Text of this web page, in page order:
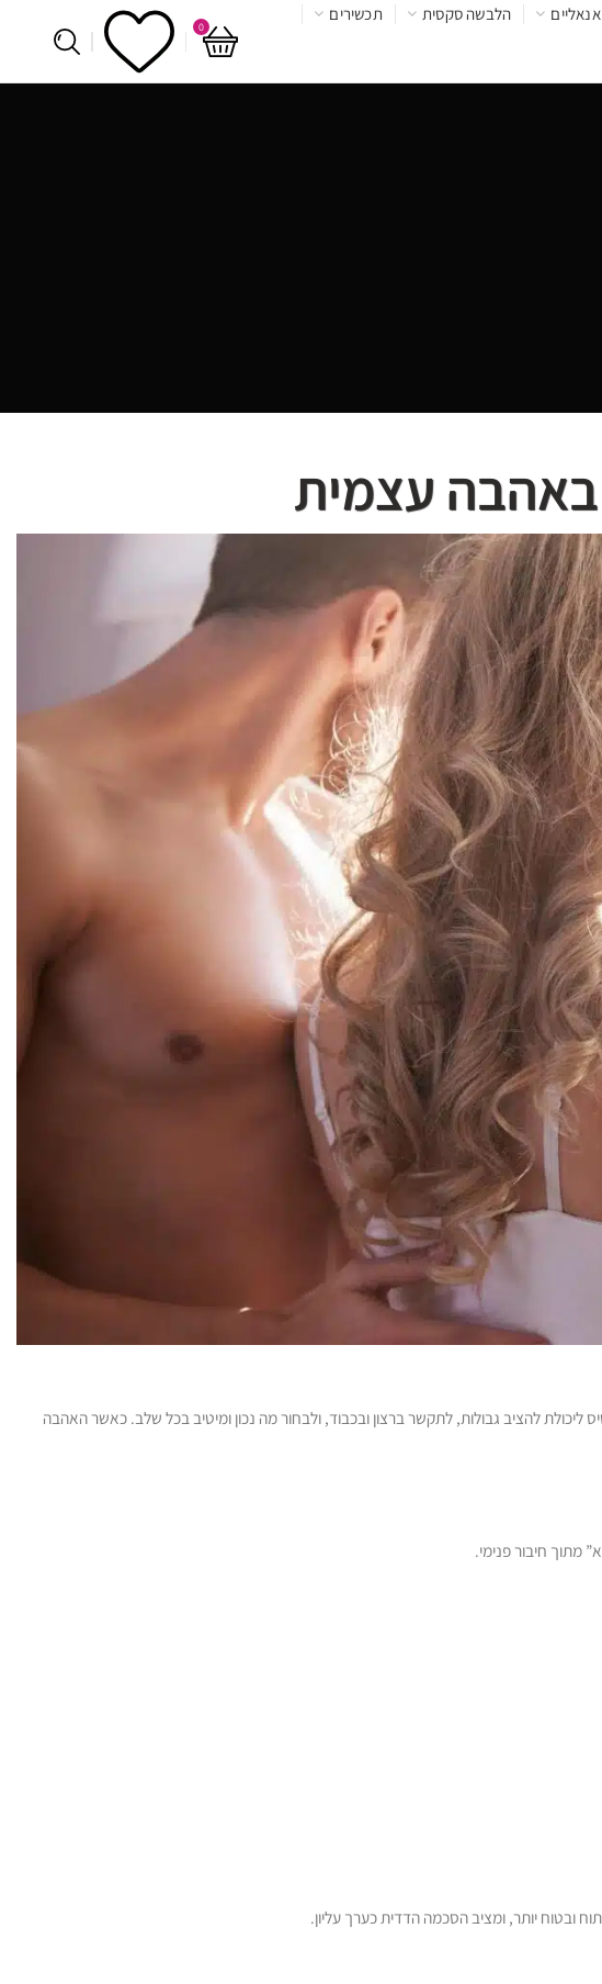
אנאליים הלבשה סקסית תכשירים
0
באהבה עצמית
להציב גבולות, לתקשר ברצון ובכבוד, ולבחור מה נכון ומיטיב בכל שלב. כאשר האהבה
מתוך חיבור פנימי.
ובטוח יותר, ומציב הסכמה הדדית כערך עליון.